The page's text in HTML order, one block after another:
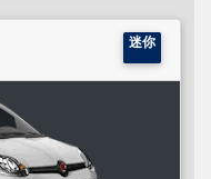
迷你